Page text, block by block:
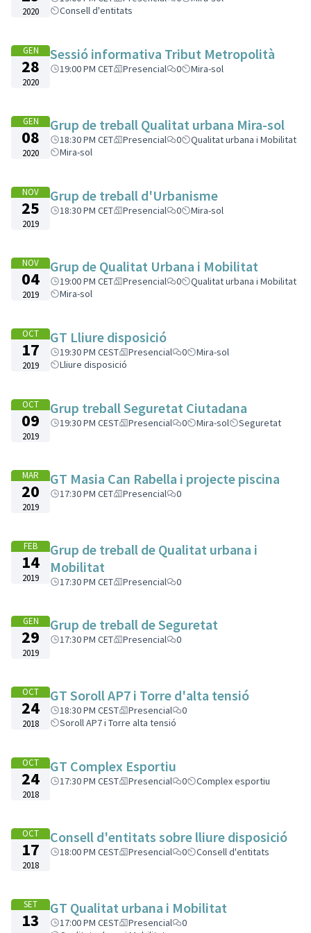
2020
Consell d'entitats
GEN
28
2020
Sessió informativa Tribut Metropolità
19:00 PM CET Presencial 0 Mira-sol
GEN
08
2020
Grup de treball Qualitat urbana Mira-sol
18:30 PM CET Presencial 0
Qualitat urbana i Mobilitat
Mira-sol
NOV
25
2019
Grup de treball d'Urbanisme
18:30 PM CET Presencial 0 Mira-sol
NOV
04
2019
Grup de Qualitat Urbana i Mobilitat
19:00 PM CET Presencial 0
Qualitat urbana i Mobilitat
Mira-sol
OCT
17
2019
GT Lliure disposició
19:30 PM CEST Presencial 0
Mira-sol
Lliure disposició
OCT
09
2019
Grup treball Seguretat Ciutadana
19:30 PM CEST Presencial 0 Mira-sol Seguretat
MAR
20
2019
GT Masia Can Rabella i projecte piscina
17:30 PM CET Presencial 0
FEB
14
2019
Grup de treball de Qualitat urbana i
Mobilitat
17:30 PM CET Presencial 0
GEN
29
2019
Grup de treball de Seguretat
17:30 PM CET Presencial 0
OCT
24
2018
GT Soroll AP7 i Torre d'alta tensió
18:30 PM CEST Presencial
0
Soroll AP7 i Torre alta tensió
OCT
24
2018
GT Complex Esportiu
17:30 PM CEST Presencial 0 Complex esportiu
OCT
17
2018
Consell d'entitats sobre lliure disposició
18:00 PM CEST Presencial 0 Consell d'entitats
SET
13
GT Qualitat urbana i Mobilitat
17:00 PM CEST Presencial
0